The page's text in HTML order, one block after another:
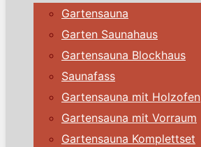
Gartensauna
Garten Saunahaus
Gartensauna Blockhaus
Saunafass
Gartensauna mit Holzofen
Gartensauna mit Vorraum
Gartensauna Komplettset